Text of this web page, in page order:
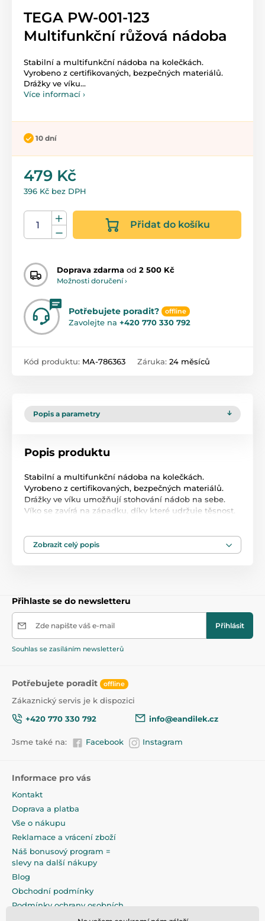
TEGA PW-001-123
Multifunkční růžová nádoba
Stabilní a multifunkční nádoba na kolečkách.
Vyrobeno z certifikovaných, bezpečných materiálů.
Drážky ve víku...
Více informací ›
10 dní
479 Kč
396 Kč bez DPH
Přidat do košíku
Doprava zdarma od 2 500 Kč
Možnosti doručení ›
Potřebujete poradit? offline
Zavolejte na +420 770 330 792
Kód produktu: MA-786363 Záruka: 24 měsíců
Popis a parametry
Popis produktu
Stabilní a multifunkční nádoba na kolečkách.
Vyrobeno z certifikovaných, bezpečných materiálů.
Drážky ve víku umožňují stohování nádob na sebe.
Víko se zavírá na západku, díky které udržuje těsnost.
Zobrazit celý popis
Přihlaste se do newsletteru
Zde napište váš e-mail Přihlásit
Souhlas se zasíláním newsletterů
Potřebujete poradit offline
Zákaznický servis je k dispozici
+420 770 330 792
info@eandilek.cz
Jsme také na: Facebook Instagram
Informace pro vás
Kontakt
Doprava a platba
Vše o nákupu
Reklamace a vrácení zboží
Náš bonusový program =
slevy na další nákupy
Blog
Obchodní podmínky
Podmínky ochrany osobních